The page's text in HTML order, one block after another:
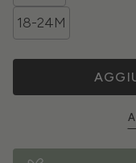
18-24M